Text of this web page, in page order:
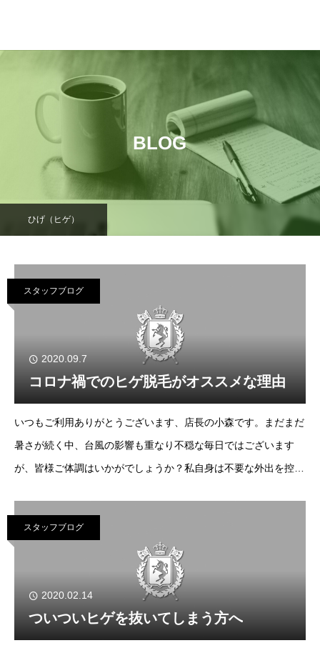
BLOG
ひげ（ヒゲ）
スタッフブログ
2020.09.7
コロナ禍でのヒゲ脱毛がオススメな理由
いつもご利用ありがとうございます、店長の小森です。まだまだ
暑さが続く中、台風の影響も重なり不穏な毎日ではございます
が、皆様ご体調はいかがでしょうか？私自身は不要な外出を控え
た最近猫ちゃんを飼い始めたこともあり、休みの
スタッフブログ
2020.02.14
ついついヒゲを抜いてしまう方へ